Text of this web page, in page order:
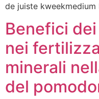
de juiste
Benefici
nei
minerali
del